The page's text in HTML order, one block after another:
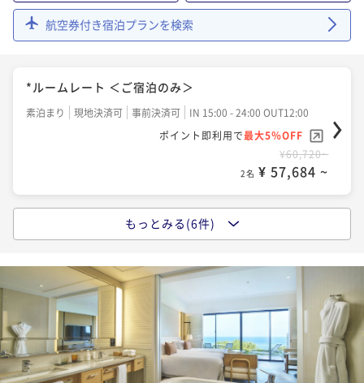
ポイント即利用で
¥72,106~
2名 ¥ 68,500 ~
Experience Package ステーキ＆ワイン「KINGDO
M」スペシャルディナーコース 17:00start 限定 ＜乾
杯ワンドリンク・ご朝食付き＞
二食付き 事前決済可
IN 15:00 - 22:00 OUT12:00
¥94,876~
¥ 90,132 ~
Experience Package SpaHalekulani ＜90分トリー
トメント・ご朝食＞
航空券付き宿泊プランを検索
*ルームレート ＜ご宿泊のみ＞
素泊まり 現地決済可 事前決済可
IN 15:00 - 24:00 OUT12:00
ポイント即利用で最大5％OFF
¥60,720~
2名 ¥ 57,684 ~
【早割】90days ADVANCE 最大15%OFF ＜ご朝食付
事前決済可
IN 15:00 - 24:00 OUT12:00
最大5％OFF
¥61,290~
2名 ¥ 58,225 ~
もっとみる(6件)